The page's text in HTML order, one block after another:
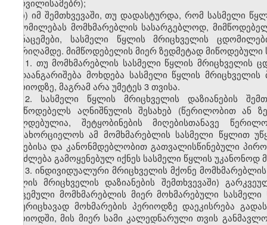
სურვილისამებრ);
ბ) იმ შემთხვევაში, თუ დადასტურდა, რომ სასმელი
ცდომილებას მომხმარებლის სასარგებლოდ,
მონაცემები, სასმელი წყლის მრიცხველის
თარიღამდე. მიმწოდებელის მიერ ზედმეტად
11. თუ მომხმარებლის სასმელი წყლის მრიცხველის
გადაანგარიშება მოხდება სასმელი წყლის
პერიოდზე, მაგრამ არა უმეტეს 3 თვისა.
12. სასმელი წყლის მრიცხველის დაზიანების
მიმწოდებელს აღნიშნულის შესახებ (წერილობით ან
ვალდებულია, შეტყობინების მიღებისთანავე
განახორციელოს ამ მომხმარებლის სასმელი წყლით
წესებისა და კანონმდებლობით გათვალისწინებული
შეიძლება გამოყენებულ იქნეს სასმელი წყლის
13. ინდივიდუალური მრიცხველის მქონე
წყლის მრიცხველის დაზიანების შემთხვევაში)
მოცემული მომხმარებლის მიერ მოხმარებული
აღურიცხავად მოხმარების პერიოდზე დაეკისრება
პერიოდში, მის მიერ სამი კალედნარული თვის